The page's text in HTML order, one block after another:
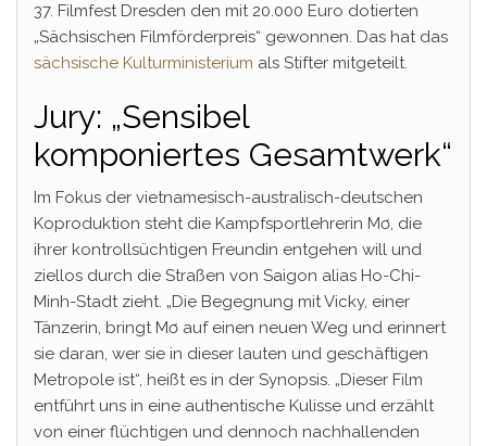
37. Filmfest Dresden den mit 20.000 Euro dotierten
„Sächsischen Filmförderpreis“ gewonnen. Das hat das
sächsische Kulturministerium als Stifter mitgeteilt.
Jury: „Sensibel
komponiertes Gesamtwerk“
Im Fokus der vietnamesisch-australisch-deutschen
Koproduktion steht die Kampfsportlehrerin Mơ, die
ihrer kontrollsüchtigen Freundin entgehen will und
ziellos durch die Straßen von Saigon alias Ho-Chi-
Minh-Stadt zieht. „Die Begegnung mit Vicky, einer
Tänzerin, bringt Mơ auf einen neuen Weg und erinnert
sie daran, wer sie in dieser lauten und geschäftigen
Metropole ist“, heißt es in der Synopsis. „Dieser Film
entführt uns in eine authentische Kulisse und erzählt
von einer flüchtigen und dennoch nachhallenden